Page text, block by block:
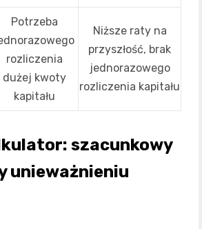
Potrzeba
rozliczenia
dużej kwoty
kapitału
Niższe raty na
przyszłość, brak
jednorazowego
rozliczenia kapitału
szacunkowy
unieważnieniu